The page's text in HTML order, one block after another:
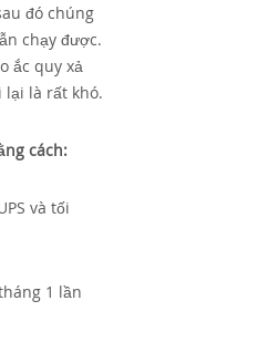
đó chúng
chạy được.
ắc quy xả
lại là rất khó.
cách:
và tối
1 lần